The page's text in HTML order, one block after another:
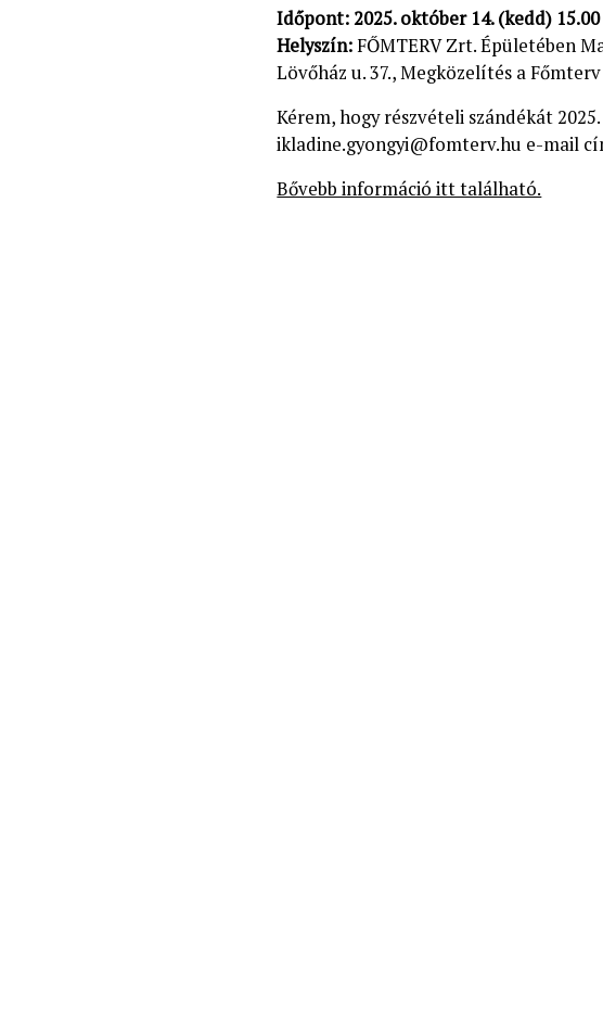
Időpont: 2025. október 14. (kedd)
Helyszín:FŐMTERV Zrt. Épületében
Lövőház u. 37., Megközelítés a
Kérem, hogy részvételi szándékát
ikladine.gyongyi@fomterv.hu e-mail
Bővebb információ itt található.